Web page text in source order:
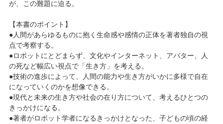
が、この難題に迫る。
【本書のポイント】
●人間があらゆるものに抱く生命感や感情の正体を著者独自の視
点で考察する。
●ロボットにとどまらず、文化やインターネット、アバター、人
の死など幅広い視点で「生き方」を考える。
●技術の進歩によって、人間の能力や生き方がいかに多様で自在
になっていくのかを想像できる。
●現代と未来の生き方や社会の在り方について、考えるひとつの
きっかけになる。
●著者がロボット学者になるきっかけとなった、子どもの頃の経